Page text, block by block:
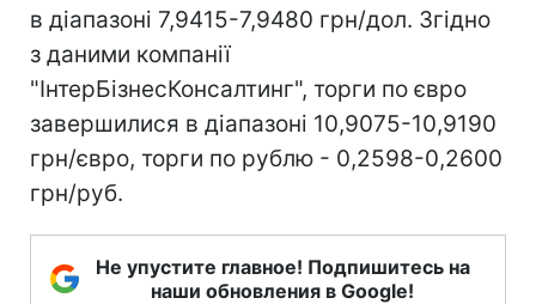
в діапазоні 7,9415-7,9480 грн/дол. Згідно
з даними компанії
"ІнтерБізнесКонсалтинг", торги по євро
завершилися в діапазоні 10,9075-10,9190
грн/євро, торги по рублю - 0,2598-0,2600
грн/руб.
Не упустите главное! Подпишитесь на
наши обновления в Google!